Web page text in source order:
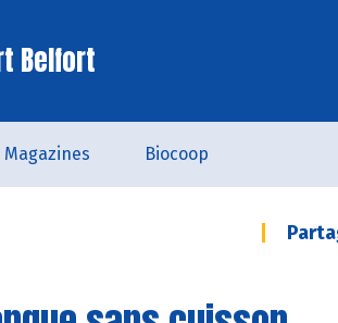
Belfort
Magazines Biocoop